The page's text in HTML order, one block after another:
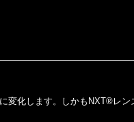
変化します。
しかもNXT®レン